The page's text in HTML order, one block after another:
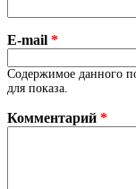
E-mail *
Содержимое данного
для показа.
Комментарий *